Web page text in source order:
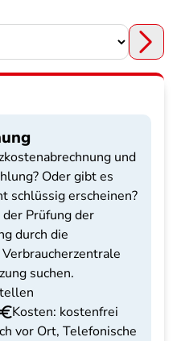
und
Oder gibt es
schlüssig erscheinen?
der Prüfung der
durch die
suchen.
Kosten: kostenfrei
vor Ort, Telefonische